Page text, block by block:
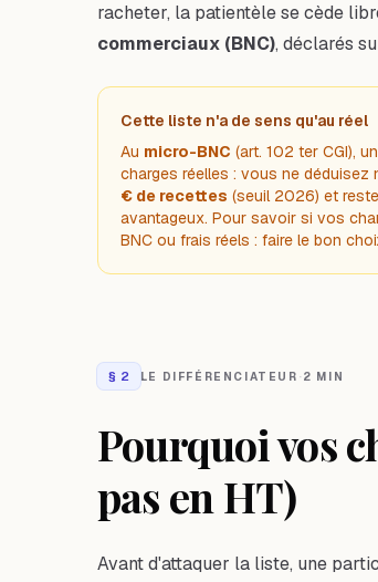
racheter, la patientèle se cède
commerciaux (BNC), déclarés
Cette liste n'a de sens qu'au réel
Au micro-BNC (art. 102 ter CGI), un
charges réelles : vous ne déduisez
€ de recettes (seuil 2026) et
avantageux. Pour savoir si vos
BNC ou frais réels : faire le bon
§ 2 LE DIFFÉRENCIATEUR · 2 MIN
Pourquoi vos
pas en HT)
Avant d'attaquer la liste, une